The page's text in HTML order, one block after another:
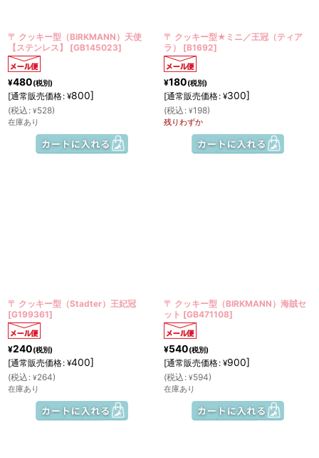
〒 クッキー型（BIRKMANN）天使
【ステンレス】
[GB145023]
¥480(税別)
[通常販売価格: ¥800]
(税込 : ¥528)
在庫あり
〒 クッキー型★ミニ／王冠（ティア
ラ）
[B1692]
¥180(税別)
[通常販売価格: ¥300]
(税込 : ¥198)
残りわずか
〒 クッキー型（Stadter）王妃冠
[G199361]
¥240(税別)
[通常販売価格: ¥400]
(税込 : ¥264)
在庫あり
〒 クッキー型（BIRKMANN）海賊セ
ット [GB471108]
¥540(税別)
[通常販売価格: ¥900]
(税込 : ¥594)
在庫あり